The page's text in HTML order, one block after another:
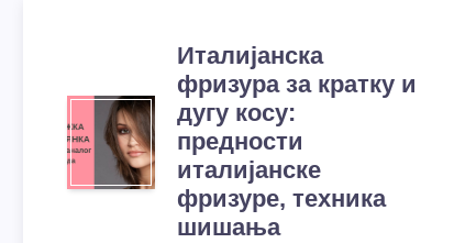
Италијанска
фризура за кратку и
дугу косу:
предности
италијанске
фризуре, техника
шишања